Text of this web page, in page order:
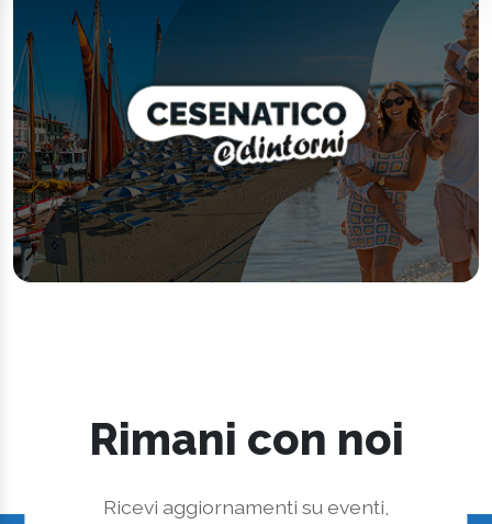
Rimani con noi
Ricevi aggiornamenti su eventi,